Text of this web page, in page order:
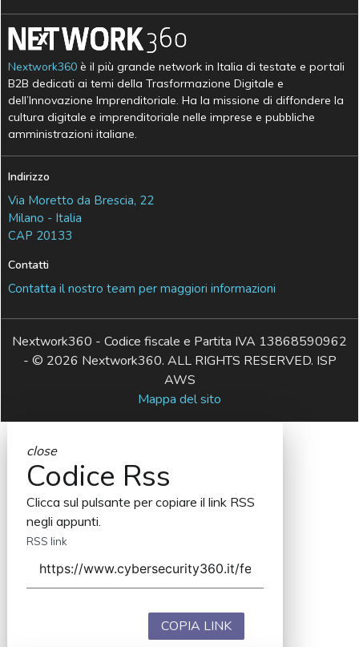
Nextwork360 è il più grande network in Italia di testate e portali
B2B dedicati ai temi della Trasformazione Digitale e
dell’Innovazione Imprenditoriale. Ha la missione di diffondere la
cultura digitale e imprenditoriale nelle imprese e pubbliche
amministrazioni italiane.
Indirizzo
Via Moretto da Brescia, 22
Milano - Italia
CAP 20133
Contatti
Contatta il nostro team per maggiori informazioni
Nextwork360 - Codice fiscale e Partita IVA 13868590962
- © 2026 Nextwork360. ALL RIGHTS RESERVED. ISP
AWS
Mappa del sito
close
Codice Rss
Clicca sul pulsante per copiare il link RSS
negli appunti.
RSS link
COPIA LINK